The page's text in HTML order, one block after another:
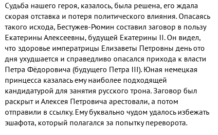
Судьба нашего героя, казалось, была решена, его ждала
скорая отставка и потеря политического влияния. Опасаясь
такого исхода, Бестужев-Рюмин составил заговор в пользу
Екатерины Алексеевны, будущей Екатерины II. Он видел,
что здоровье императрицы Елизаветы Петровны день ото
дня ухудшается и справедливо опасался прихода к власти
Петра Фёдоровича (будущего Петра III). Юная немецкая
принцесса казалась ему наиболее подходящей
кандидатурой для занятия русского трона. Заговор был
раскрыт и Алексея Петровича арестовали, а потом
отправили в ссылку. Ему буквально чудом удалось избежать
эшафота, который полагался за попытку переворота.